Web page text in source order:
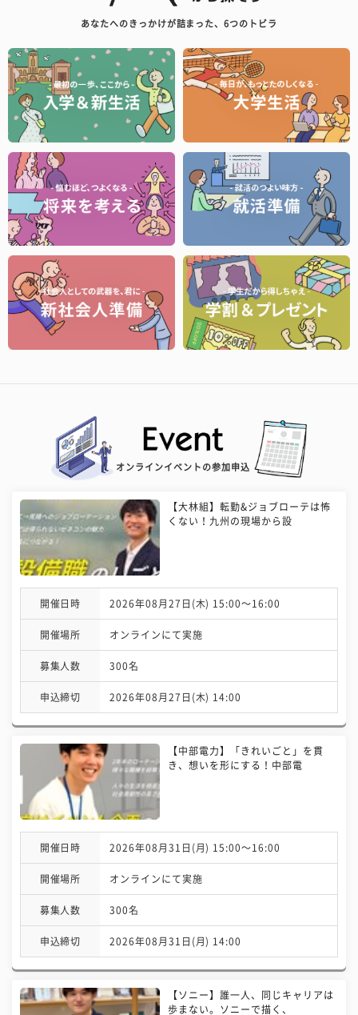
あなたへのきっかけが詰まった、6つのトビラ
オンラインイベントの参加申込
【大林組】転勤&ジョブローテは怖
くない！九州の現場から設
開催日時 2026年08月27日(木) 15:00〜16:00
開催場所 オンラインにて実施
募集人数 300名
申込締切 2026年08月27日(木) 14:00
【中部電力】「きれいごと」を貫
き、想いを形にする！中部電
開催日時 2026年08月31日(月) 15:00〜16:00
開催場所 オンラインにて実施
募集人数 300名
申込締切 2026年08月31日(月) 14:00
【ソニー】誰一人、同じキャリアは
歩まない。ソニーで描く、